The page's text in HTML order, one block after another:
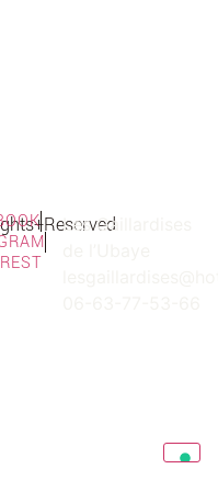
Les Gaillardises